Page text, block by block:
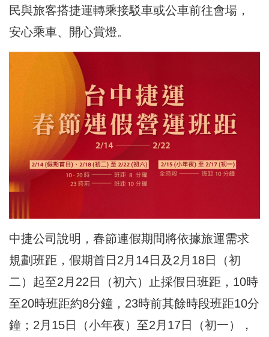
民與旅客搭捷運轉乘接駁車或公車前往會場，
安心乘車、開心賞燈。
中捷公司說明，春節連假期間將依據旅運需求
規劃班距，假期首日2月14日及2月18日（初
二）起至2月22日（初六）止採假日班距，10時
至20時班距約8分鐘，23時前其餘時段班距10分
鐘；2月15日（小年夜）至2月17日（初一），